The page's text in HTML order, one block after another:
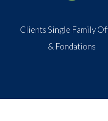
Clients Single Family
& Fondations